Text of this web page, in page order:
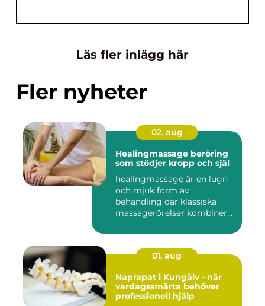
Läs fler inlägg här
Fler nyheter
02. aug
Healingmassage beröring
som stödjer kropp och själ
healingmassage är en lugn
och mjuk form av
behandling där klassiska
massagerörelser kombineras
01. aug
Naprapat i Kungälv - när
vardagssmärta behöver
professionell hjälp